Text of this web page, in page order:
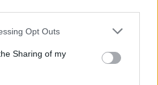
be disclosed by us to third parties
app uses one or more Google
Opt Outs
Sharing of my
– B
– C
D